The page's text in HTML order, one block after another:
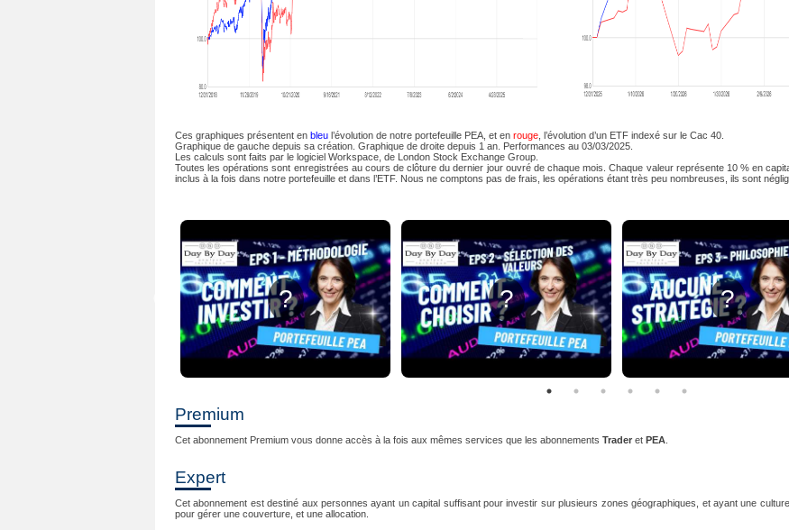
Ces graphiques présentent en bleu l’évolution de notre portefeuille PEA, et en rouge , l’évolution d’un ETF indexé sur le Cac 40.
Graphique de gauche depuis sa création. Graphique de droite depuis 1 an. Performances au 03/03/2025.
Les calculs sont faits par le logiciel Workspace, de London Stock Exchange Group.
Toutes les opérations sont enregistrées au cours de clôture du dernier jour ouvré de chaque mois. Chaque valeur représente 10 % en
inclus à la fois dans notre portefeuille et dans l’ETF. Nous ne comptons pas de frais, les opérations étant très peu nombreuses, ils sont
? ? ?
Premium
Cet abonnement Premium vous donne accès à la fois aux mêmes services que les abonnements Trader et PEA
Expert
Cet abonnement est destiné aux personnes ayant un capital suffisant pour investir sur plusieurs zones géographiques, et ayant une
pour gérer une couverture, et une allocation.